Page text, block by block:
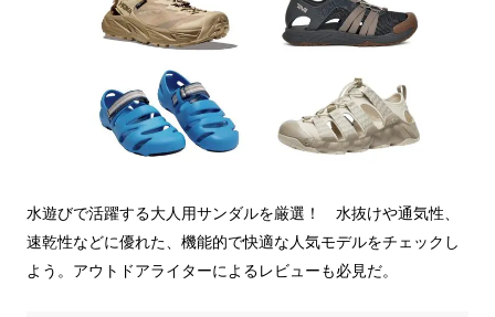
水遊びで活躍する大人用サンダルを厳選！ 水抜けや通気性、
速乾性などに優れた、機能的で快適な人気モデルをチェックし
よう。アウトドアライターによるレビューも必見だ。